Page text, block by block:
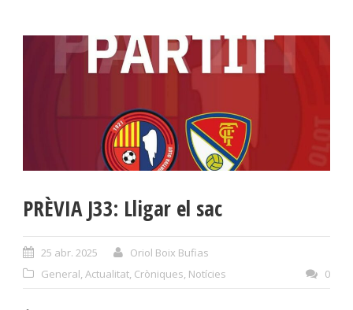
PRÈVIA J33: Lligar el sac
25 abr. 2025
Oriol Boix Bufias
General, Actualitat, Cròniques, Notícies 0